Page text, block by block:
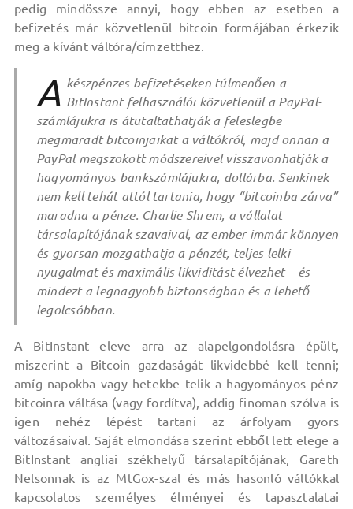
pedig mindössze annyi, hogy ebben az esetben a
befizetés már közvetlenül bitcoin formájában érkezik
meg a kívánt váltóra/címzetthez.
A készpénzes befizetéseken túlmenően a
BitInstant felhasználói közvetlenül a PayPal-
számlájukra is átutaltathatják a feleslegbe
megmaradt bitcoinjaikat a váltókról, majd onnan a
PayPal megszokott módszereivel visszavonhatják a
hagyományos bankszámlájukra, dollárba. Senkinek
nem kell tehát attól tartania, hogy “bitcoinba zárva”
maradna a pénze. Charlie Shrem, a vállalat
társalapítójának szavaival, az ember immár könnyen
és gyorsan mozgathatja a pénzét, teljes lelki
nyugalmat és maximális likviditást élvezhet – és
mindezt a legnagyobb biztonságban és a lehető
legolcsóbban.
A BitInstant eleve arra az alapelgondolásra épült,
miszerint a Bitcoin gazdaságát likvidebbé kell tenni;
amíg napokba vagy hetekbe telik a hagyományos pénz
bitcoinra váltása (vagy fordítva), addig finoman szólva is
igen nehéz lépést tartani az árfolyam gyors
változásaival. Saját elmondása szerint ebből lett elege a
BitInstant angliai székhelyű társalapítójának, Gareth
Nelsonnak is az MtGox-szal és más hasonló váltókkal
kapcsolatos személyes élményei és tapasztalatai